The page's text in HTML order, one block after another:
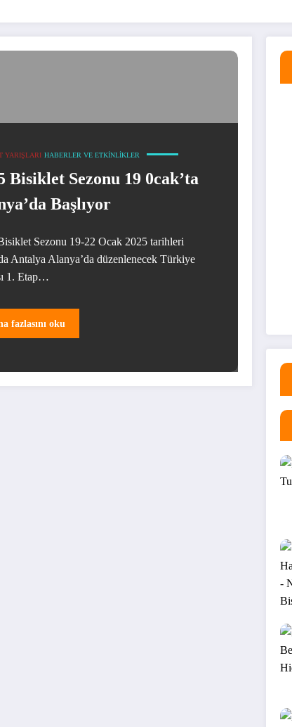
YARIŞLARI HABERLER VE ETKINLIKLER
Bisiklet Sezonu 19 0cak’ta
Başlıyor
Sezonu 19-22 Ocak 2025 tarihleri
Antalya Alanya’da düzenlenecek Türkiye
1. Etap…
fazlasını oku